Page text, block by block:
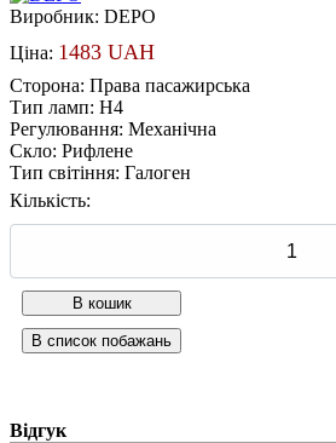
Виробник: DEPO
Ціна: 1483 UAH
Сторона: Права пасажирська
Тип ламп: H4
Регулювання: Механічна
Скло: Рифлене
Тип світіння: Галоген
Кількість:
Відгук